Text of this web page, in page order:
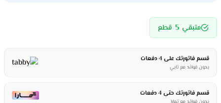
متبقي 5 قطع
قسم فاتورتك على 4 دفعات
بدون فوائد مع تابي
قسم فاتورتك حتى 4 دفعات